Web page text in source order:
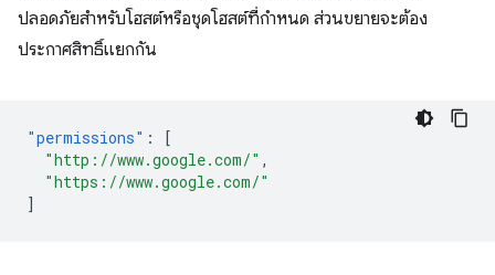
ปลอดภัยสำหรับโฮสต์หรือชุดโฮสต์ที่กำหนด ส่วนขยายจะต้อง
ประกาศสิทธิ์แยกกัน
"permissions" :
[
"http://www.google.com/" ,
"https://www.google.com/"
]